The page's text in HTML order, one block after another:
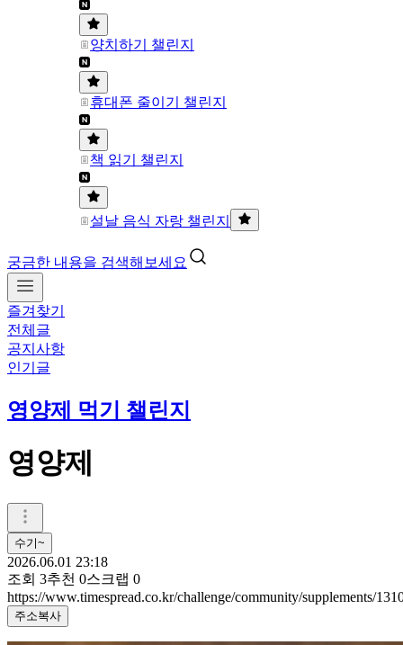
양치하기 챌린지
휴대폰 줄이기 챌린지
책 읽기 챌린지
설날 음식 자랑 챌린지
궁금한 내용을 검색해보세요
즐겨찾기
전체글
공지사항
인기글
영양제 먹기 챌린지
영양제
수기~
2026.06.01 23:18
조회 3추천 0스크랩 0
https://www.timespread.co.kr/challenge/community/supplements/
주소복사